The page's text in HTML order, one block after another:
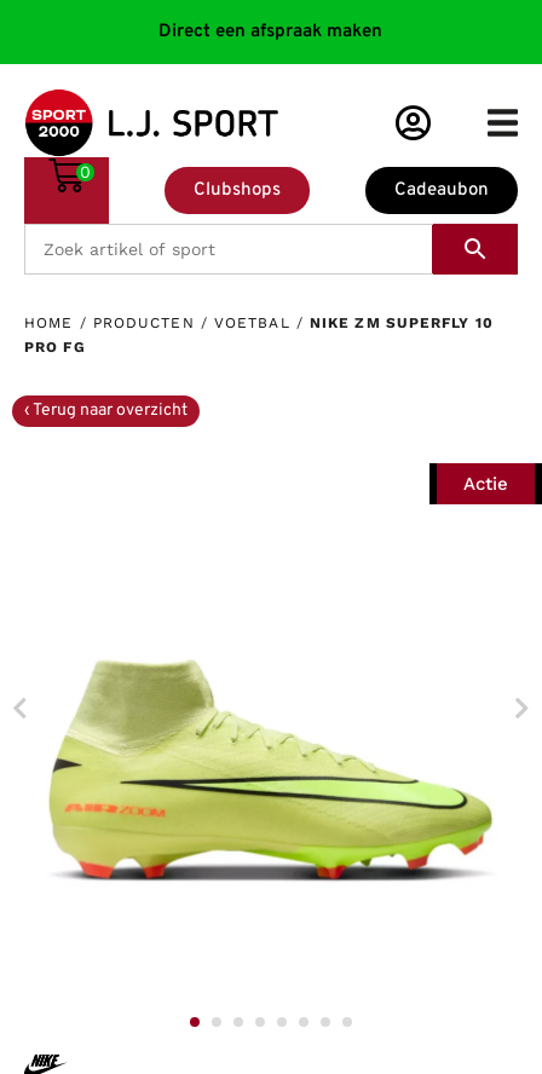
Direct een afspraak maken
Cadeaubon
Clubshops
0
HOME / PRODUCTEN / VOETBAL / NIKE ZM SUPERFLY 10
PRO FG
Actie